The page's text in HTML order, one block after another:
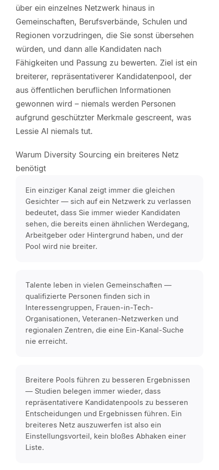
über ein einzelnes Netzwerk hinaus in
Gemeinschaften, Berufsverbände, Schulen und
Regionen vorzudringen, die Sie sonst übersehen
würden, und dann alle Kandidaten nach
Fähigkeiten und Passung zu bewerten. Ziel ist ein
breiterer, repräsentativerer Kandidatenpool, der
aus öffentlichen beruflichen Informationen
gewonnen wird – niemals werden Personen
aufgrund geschützter Merkmale gescreent, was
Lessie AI niemals tut.
Warum Diversity Sourcing ein breiteres Netz
benötigt
Ein einziger Kanal zeigt immer die gleichen
Gesichter — sich auf ein Netzwerk zu verlassen
bedeutet, dass Sie immer wieder Kandidaten
sehen, die bereits einen ähnlichen Werdegang,
Arbeitgeber oder Hintergrund haben, und der
Pool wird nie breiter.
Talente leben in vielen Gemeinschaften —
qualifizierte Personen finden sich in
Interessengruppen, Frauen-in-Tech-
Organisationen, Veteranen-Netzwerken und
regionalen Zentren, die eine Ein-Kanal-Suche
nie erreicht.
Breitere Pools führen zu besseren Ergebnissen
— Studien belegen immer wieder, dass
repräsentativere Kandidatenpools zu besseren
Entscheidungen und Ergebnissen führen. Ein
breiteres Netz auszuwerfen ist also ein
Einstellungsvorteil, kein bloßes Abhaken einer
Liste.